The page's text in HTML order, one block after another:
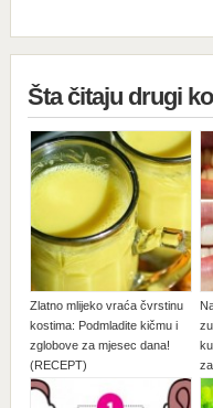
Šta čitaju drugi
Zlatno mlijeko vraća čvrstinu
kostima: Podmladite kičmu i
zglobove za mjesec dana!
(RECEPT)